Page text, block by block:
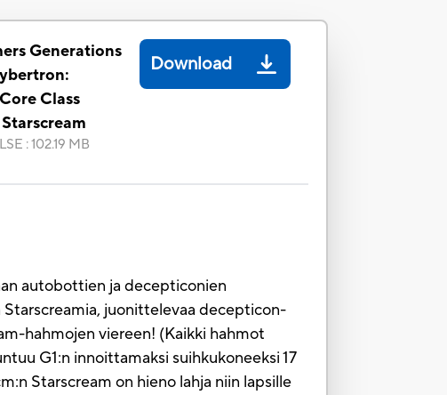
Generations
Class
:102.19 MB
Download
autobottien ja decepticonien
Starscreamia, juonittelevaa decepticon-
hahmojen viereen! (Kaikki hahmot
G1:n innoittamaksi suihkukoneeksi 17
Starscream on hieno lahja niin lapsille